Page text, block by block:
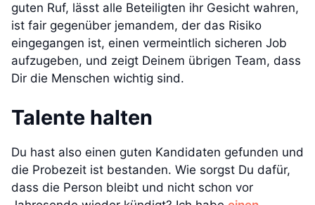
guten Ruf, lässt alle Beteiligten ihr Gesicht wahren,
ist fair gegenüber jemandem, der das Risiko
eingegangen ist, einen vermeintlich sicheren Job
aufzugeben, und zeigt Deinem übrigen Team, dass
Dir die Menschen wichtig sind.
Talente halten
Du hast also einen guten Kandidaten gefunden und
die Probezeit ist bestanden. Wie sorgst Du dafür,
dass die Person bleibt und nicht schon vor